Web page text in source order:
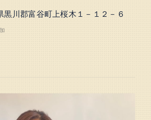
黒川郡富谷町上桜木１－１２－６